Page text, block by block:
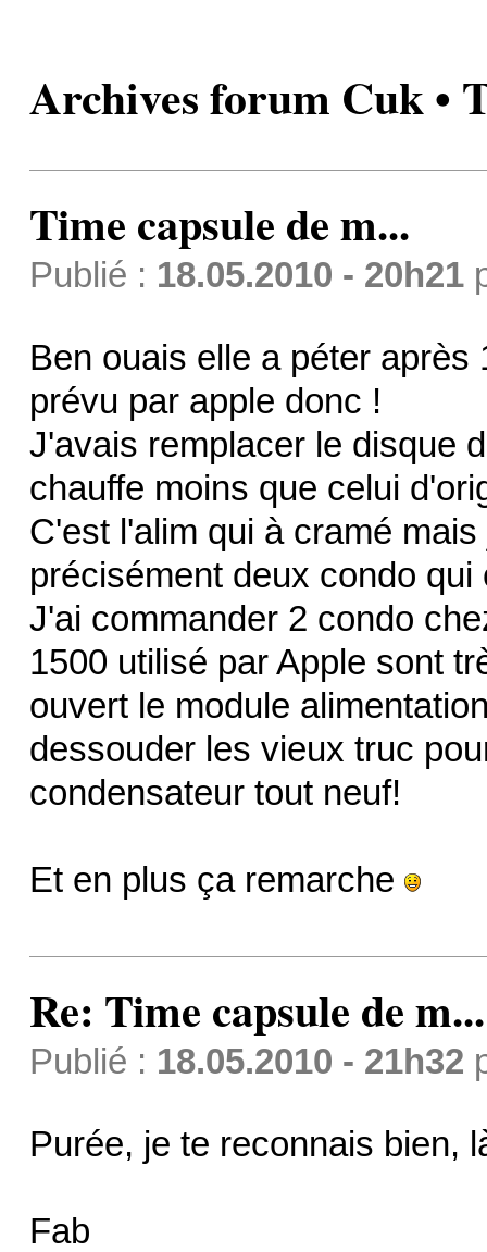
Archives forum Cuk •
Time capsule de m...
Publié : 18.05.2010 - 20h21
Ben ouais elle a péter
prévu par apple donc !
J'avais remplacer le disque
chauffe moins que celui
C'est l'alim qui à cramé
précisément deux condo qui
J'ai commander 2 condo
1500 utilisé par Apple sont
ouvert le module
dessouder les vieux truc
condensateur tout neuf!
Et en plus ça remarche
Re: Time capsule de m...
Publié : 18.05.2010 - 21h32
Purée, je te reconnais bien,
Fab